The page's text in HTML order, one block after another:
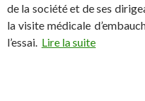
de la société et de ses
la visite médicale
l’essai. Lire la suite